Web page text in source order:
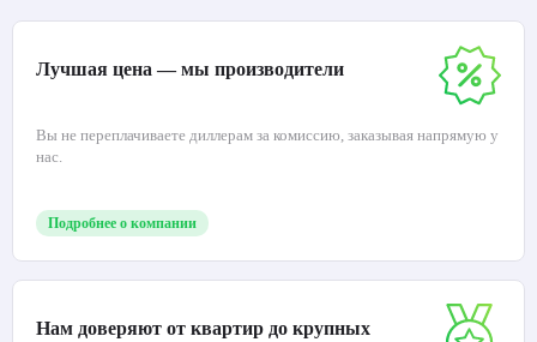
Лучшая цена — мы производители
Вы не переплачиваете диллерам за комиссию, заказывая напрямую у
нас.
Подробнее о компании
Нам доверяют от квартир до крупных